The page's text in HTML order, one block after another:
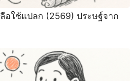
อใช้แปลก (2569) ประษฐ์จาก